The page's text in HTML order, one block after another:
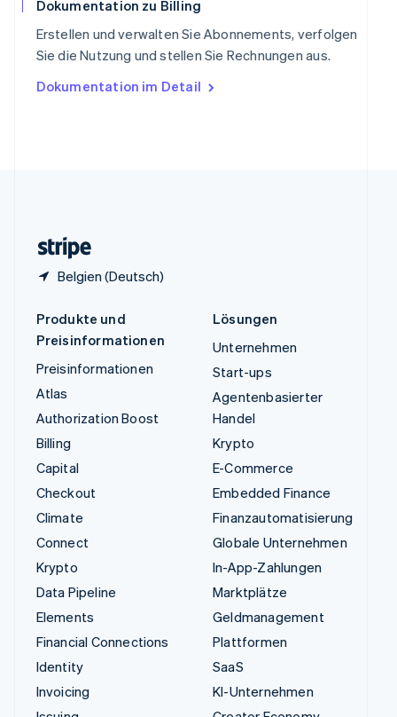
Dokumentation zu Billing
Erstellen und verwalten Sie Abonnements, verfolgen
Sie die Nutzung und stellen Sie Rechnungen aus.
Dokumentation im Detail
Belgien (Deutsch)
Tschechische Republik
English
English
Produkte und
Preisinformationen
Preisinformationen
Atlas
Authorization Boost
Billing
Capital
Checkout
Climate
Connect
Krypto
Data Pipeline
Elements
Financial Connections
Identity
Invoicing
Lösungen
Unternehmen
Start-ups
Agentenbasierter
Handel
Krypto
E-Commerce
Embedded Finance
Finanzautomatisierung
Globale Unternehmen
In-App-Zahlungen
Marktplätze
Geldmanagement
Plattformen
SaaS
KI-Unternehmen